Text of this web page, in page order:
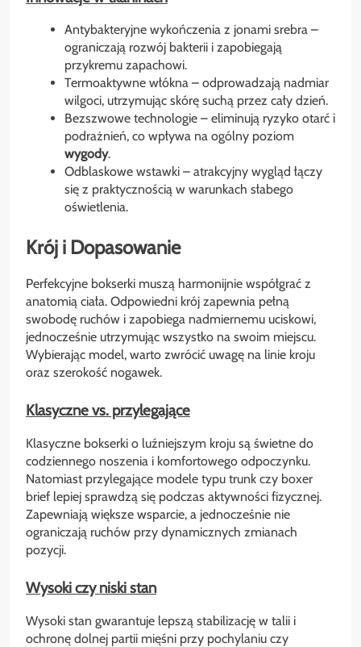
Antybakteryjne wykończenia z jonami srebra –
ograniczają rozwój bakterii i zapobiegają
przykremu zapachowi.
Termoaktywne włókna – odprowadzają nadmiar
wilgoci, utrzymując skórę suchą przez cały dzień.
Bezszwowe technologie – eliminują ryzyko otarć i
podrażnień, co wpływa na ogólny poziom
wygody.
Odblaskowe wstawki – atrakcyjny wygląd łączy
się z praktycznością w warunkach słabego
oświetlenia.
Krój i Dopasowanie
Perfekcyjne bokserki muszą harmonijnie współgrać z
anatomią ciała. Odpowiedni krój zapewnia pełną
swobodę ruchów i zapobiega nadmiernemu uciskowi,
jednocześnie utrzymując wszystko na swoim miejscu.
Wybierając model, warto zwrócić uwagę na linie kroju
oraz szerokość nogawek.
Klasyczne vs. przylegające
Klasyczne bokserki o luźniejszym kroju są świetne do
codziennego noszenia i komfortowego odpoczynku.
Natomiast przylegające modele typu trunk czy boxer
brief lepiej sprawdzą się podczas aktywności fizycznej.
Zapewniają większe wsparcie, a jednocześnie nie
ograniczają ruchów przy dynamicznych zmianach
pozycji.
Wysoki czy niski stan
Wysoki stan gwarantuje lepszą stabilizację w talii i
ochronę dolnej partii mięśni przy pochylaniu czy